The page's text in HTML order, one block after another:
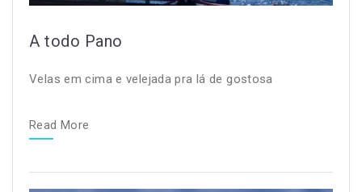
A todo Pano
Velas em cima e velejada pra lá de gostosa
Read More